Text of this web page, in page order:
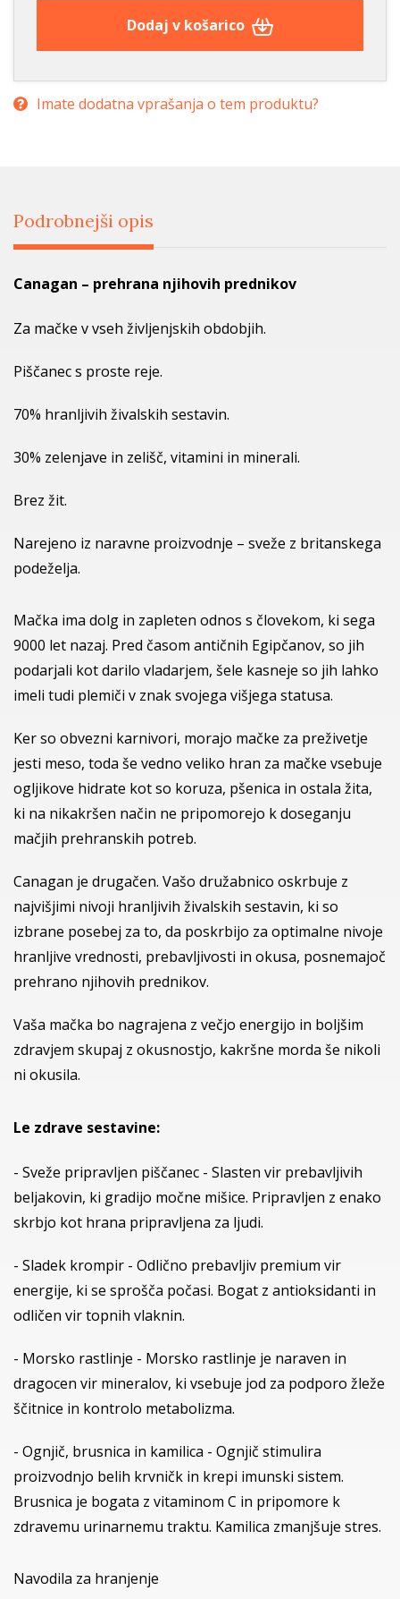
Dodaj v košarico
Imate dodatna vprašanja o tem produktu?
Podrobnejši opis
Canagan – prehrana njihovih prednikov
Za mačke v vseh življenjskih obdobjih.
Piščanec s proste reje.
70% hranljivih živalskih sestavin.
30% zelenjave in zelišč, vitamini in minerali.
Brez žit.
Narejeno iz naravne proizvodnje – sveže z britanskega
podeželja.
Mačka ima dolg in zapleten odnos s človekom, ki sega
9000 let nazaj. Pred časom antičnih Egipčanov, so jih
podarjali kot darilo vladarjem, šele kasneje so jih lahko
imeli tudi plemiči v znak svojega višjega statusa.
Ker so obvezni karnivori, morajo mačke za preživetje
jesti meso, toda še vedno veliko hran za mačke vsebuje
ogljikove hidrate kot so koruza, pšenica in ostala žita,
ki na nikakršen način ne pripomorejo k doseganju
mačjih prehranskih potreb.
Canagan je drugačen. Vašo družabnico oskrbuje z
najvišjimi nivoji hranljivih živalskih sestavin, ki so
izbrane posebej za to, da poskrbijo za optimalne nivoje
hranljive vrednosti, prebavljivosti in okusa, posnemajoč
prehrano njihovih prednikov.
Vaša mačka bo nagrajena z večjo energijo in boljšim
zdravjem skupaj z okusnostjo, kakršne morda še nikoli
ni okusila.
Le zdrave sestavine:
- Sveže pripravljen piščanec - Slasten vir prebavljivih
beljakovin, ki gradijo močne mišice. Pripravljen z enako
skrbjo kot hrana pripravljena za ljudi.
- Sladek krompir - Odlično prebavljiv premium vir
energije, ki se sprošča počasi. Bogat z antioksidanti in
odličen vir topnih vlaknin.
- Morsko rastlinje - Morsko rastlinje je naraven in
dragocen vir mineralov, ki vsebuje jod za podporo žleže
ščitnice in kontrolo metabolizma.
- Ognjič, brusnica in kamilica - Ognjič stimulira
proizvodnjo belih krvničk in krepi imunski sistem.
Brusnica je bogata z vitaminom C in pripomore k
zdravemu urinarnemu traktu. Kamilica zmanjšuje stres.
Navodila za hranjenje